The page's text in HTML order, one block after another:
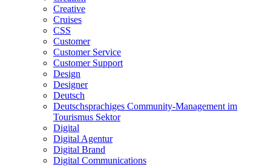
Creative
Cruises
CSS
Customer
Customer Service
Customer Support
Design
Designer
Deutsch
Deutschsprachiges Community-Management im
Tourismus Sektor
Digital
Digital Agentur
Digital Brand
Digital Communications